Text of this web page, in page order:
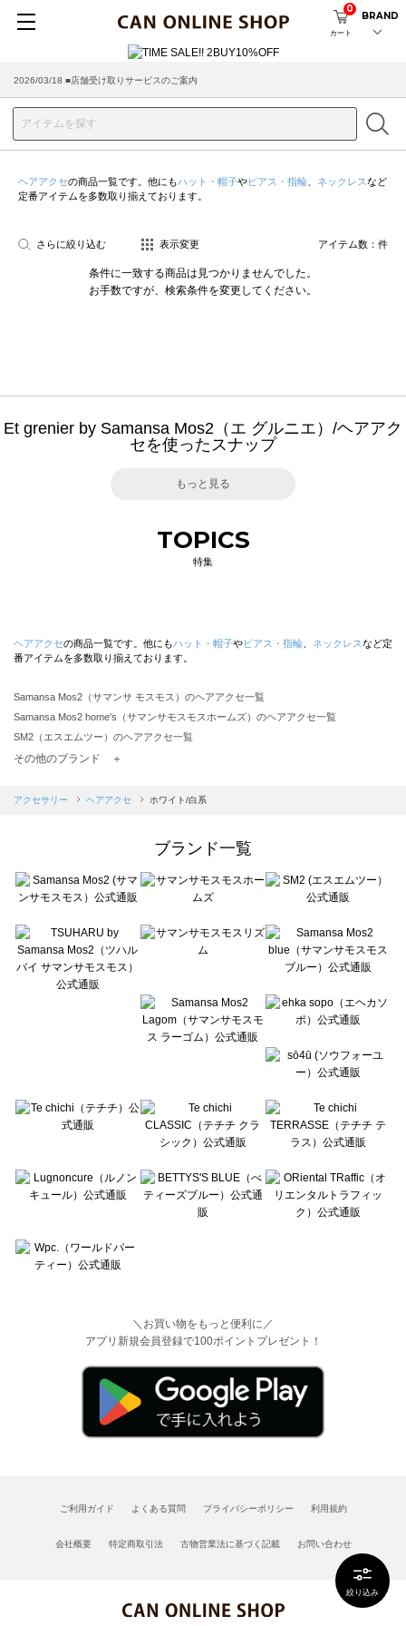
カート
0
BRAND
2026/03/18 ■店舗受け取りサービスのご案内
絞り込み
ヘアアクセの商品一覧です。他にもハット・帽子やピアス・指輪 ネックレスなど
定番アイテムを多数取り揃えております。
さらに絞り込む 表示変更 アイテム数： 件
条件に一致する商品は見つかりませんでした。
お手数ですが、検索条件を変更してください。
Et grenier by Samansa Mos2（エ グルニエ）/ヘアアク
セを使ったスナップ
もっと見る
TOPICS
特集
ヘアアクセの商品一覧です。他にもハット・帽子やピアス・指輪 ネックレスなど定
番アイテムを多数取り揃えております。
Samansa Mos2（サマンサ モスモス）のヘアアクセ一覧
Samansa Mos2 home's（サマンサモスモスホームズ）のヘアアクセ一覧
SM2（エスエムツー）のヘアアクセ一覧
TSUHARU by Samansa Mos2（ツハルバイサマンサモスモス）のヘアアクセ一覧
Samansa Mos2 blue（サマンサモスモス ブルー）のヘアアクセ一覧
sō4ū（ソウフォーユー）のヘアアクセ一覧
Te chichi（テチチ）のヘアアクセ一覧
Te chichi CLASSIC（テチチ クラシック）のヘアアクセ一覧
Lugnoncure（ルノンキュール）のヘアアクセ一覧
BETTY'S BLUE（べティーズブルー）のヘアアクセ一覧
Wpc.（ワールドパーティー）のヘアアクセ一覧
その他のブランド ＋
アクセサリー ヘアアクセ ホワイト/白系
ブランド一覧
＼お買い物をもっと便利に／
アプリ新規会員登録で100ポイントプレゼント！
ご利用ガイド よくある質問 プライバシーポリシー 利用規約
会社概要 特定商取引法 古物営業法に基づく記載 お問い合わせ